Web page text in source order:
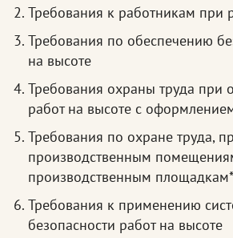
Требования к работникам при
Требования по обеспечению
на высоте
Требования охраны труда при
работ на высоте с
Требования по охране труда,
производственным
производственным
Требования к применению
безопасности работ на высоте